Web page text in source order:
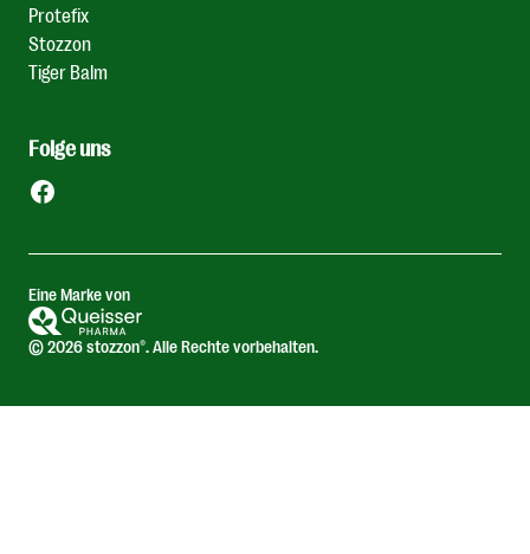
Protefix
Stozzon
Tiger Balm
Folge uns
Facebook
Eine Marke von
© 2026 stozzon®. Alle Rechte vorbehalten.